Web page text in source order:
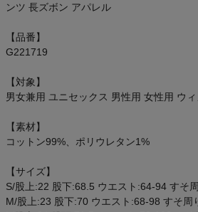
スポーツマリオTOP
お気に入り
ご利用ガイド
クーポン一覧
ンツ 長ズボン アパレル
【品番】
G221719
【対象】
男女兼用 ユニセックス 男性用 女性用 ウ
【素材】
コットン99%、ポリウレタン1%
【サイズ】
S/股上:22 股下:68.5 ウエスト:64-94 すそ
M/股上:23 股下:70 ウエスト:68-98 すそ周